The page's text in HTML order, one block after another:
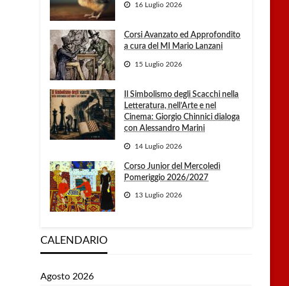
16 Luglio 2026
Corsi Avanzato ed Approfondito
a cura del MI Mario Lanzani
15 Luglio 2026
Il Simbolismo degli Scacchi nella
Letteratura, nell’Arte e nel
Cinema: Giorgio Chinnici dialoga
con Alessandro Marini
14 Luglio 2026
Corso Junior del Mercoledì
Pomeriggio 2026/2027
13 Luglio 2026
CALENDARIO
Agosto 2026